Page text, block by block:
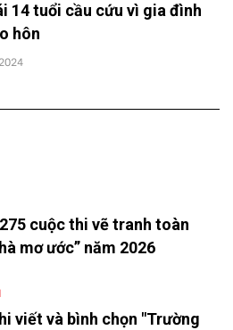
14 tuổi cầu cứu vì gia đình
hôn
cuộc thi vẽ tranh toàn
mơ ước” năm 2026
viết và bình chọn "Trường